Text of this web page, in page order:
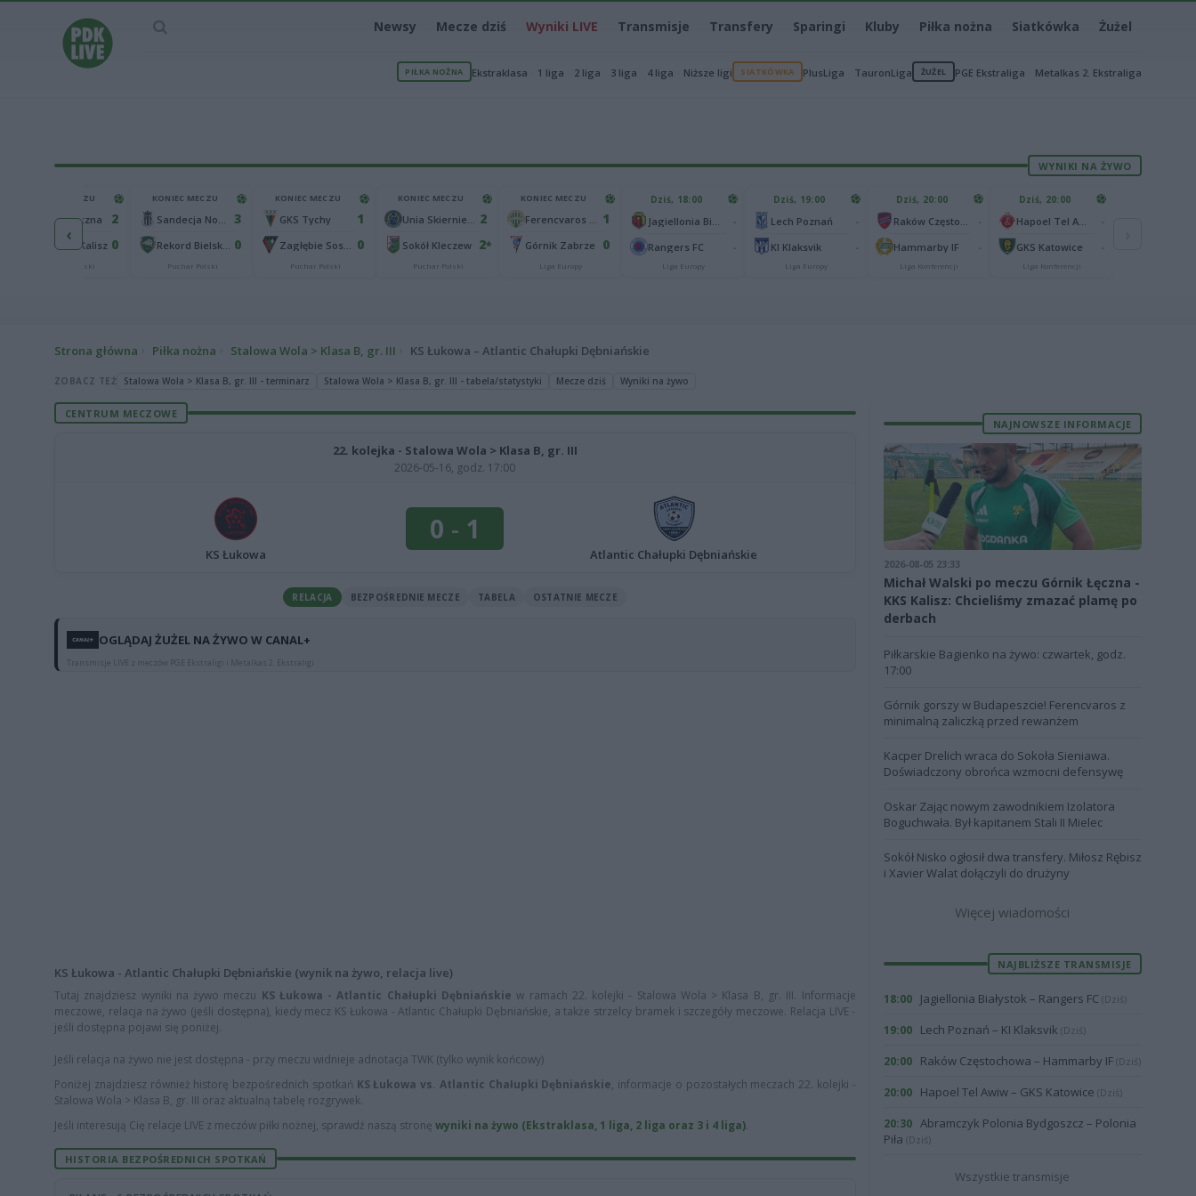
Newsy Mecze dziś Wyniki LIVE Transmisje Transfery Sparingi Kluby Piłka nożna Siatkówka Żużel
PIŁKA NOŻNA Ekstraklasa 1 liga 2 liga 3 liga 4 liga Niższe ligi SIATKÓWKA PlusLiga TauronLiga ŻUŻEL PGE Ekstraliga Metalkas 2. Ekstraliga
WYNIKI NA ŻYWO
‹
KONIEC MECZU
Górnik Łęczna 2
KKS 1925 Kalisz 0
Puchar Polski
KONIEC MECZU
3
0
Puchar Polski
KONIEC MECZU
GKS Tychy 1
0
Puchar Polski
KONIEC MECZU
2
Sokół Kleczew 2*
Puchar Polski
KONIEC MECZU
1
Górnik Zabrze 0
Liga Europy
Dziś, 18:00
Rangers FC
Liga Europy
Dziś, 19:00
Lech Poznań
KI Klaksvik
Liga Europy
Dziś, 20:00
Hammarby IF
Liga Konferencji
Dziś, 20:00
GKS Katowice
Liga Konferencji
Strona główna Piłka nożna Stalowa Wola > Klasa B, gr. III KS Łukowa – Atlantic Chałupki Dębniańskie
ZOBACZ TEŻ Stalowa Wola > Klasa B, gr. III - terminarz Stalowa Wola > Klasa B, gr. III - tabela/statystyki Mecze dziś Wyniki na żywo
CENTRUM MECZOWE
22. kolejka - Stalowa Wola > Klasa B, gr. III
2026-05-16, godz. 17:00
KS Łukowa
0 - 1
Atlantic Chałupki Dębniańskie
RELACJA BEZPOŚREDNIE MECZE TABELA OSTATNIE MECZE
OGLĄDAJ ŻUŻEL NA ŻYWO W CANAL+
Transmisje LIVE z meczów PGE Ekstraligi i Metalkas 2. Ekstraligi
KS Łukowa - Atlantic Chałupki Dębniańskie (wynik na żywo, relacja live)
Tutaj znajdziesz wyniki na żywo meczu KS Łukowa - Atlantic Chałupki Dębniańskie w ramach 22. kolejki - Stalowa Wola > Klasa B, gr. III. Informacje
meczowe, relacja na żywo (jeśli dostępna), kiedy mecz KS Łukowa - Atlantic Chałupki Dębniańskie, a także strzelcy bramek i szczegóły meczowe. Relacja LIVE -
jeśli dostępna pojawi się poniżej.
Jeśli relacja na żywo nie jest dostępna - przy meczu widnieje adnotacja TWK (tylko wynik końcowy)
Poniżej znajdziesz również historę bezpośrednich spotkań KS Łukowa vs. Atlantic Chałupki Dębniańskie, informacje o pozostałych meczach 22. kolejki -
Stalowa Wola > Klasa B, gr. III oraz aktualną tabelę rozgrywek.
Jeśli interesują Cię relacje LIVE z meczów piłki nożnej, sprawdź naszą stronę wyniki na żywo (Ekstraklasa, 1 liga, 2 liga oraz 3 i 4 liga).
HISTORIA BEZPOŚREDNICH SPOTKAŃ
NAJNOWSZE INFORMACJE
2026-08-05 23:33
Michał Walski po meczu Górnik Łęczna -
KKS Kalisz: Chcieliśmy zmazać plamę po
derbach
Piłkarskie Bagienko na żywo: czwartek, godz.
17:00
Górnik gorszy w Budapeszcie! Ferencvaros z
minimalną zaliczką przed rewanżem
Kacper Drelich wraca do Sokoła Sieniawa.
Doświadczony obrońca wzmocni defensywę
Oskar Zając nowym zawodnikiem Izolatora
Boguchwała. Był kapitanem Stali II Mielec
Sokół Nisko ogłosił dwa transfery. Miłosz Rębisz
i Xavier Walat dołączyli do drużyny
Więcej wiadomości
NAJBLIŻSZE TRANSMISJE
18:00 Jagiellonia Białystok – Rangers FC (Dziś)
19:00 Lech Poznań – KI Klaksvik (Dziś)
20:00 Raków Częstochowa – Hammarby IF (Dziś)
20:00 Hapoel Tel Awiw – GKS Katowice (Dziś)
20:30 Abramczyk Polonia Bydgoszcz – Polonia
Piła (Dziś)
Wszystkie transmisje